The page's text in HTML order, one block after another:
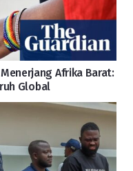
Afrika Barat:
Global